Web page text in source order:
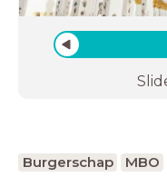
Burgerschap MBO